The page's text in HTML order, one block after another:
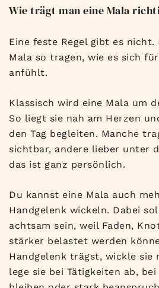
Wie trägt man eine Mala
Eine feste Regel gibt es nicht.
Mala so tragen, wie es sich
anfühlt.
Klassisch wird eine Mala um
So liegt sie nah am Herzen
den Tag begleiten. Manche
sichtbar, andere lieber unter
das ist ganz persönlich.
Du kannst eine Mala auch
Handgelenk wickeln. Dabei
achtsam sein, weil Faden,
stärker belastet werden
Handgelenk trägst, wickle sie
lege sie bei Tätigkeiten ab,